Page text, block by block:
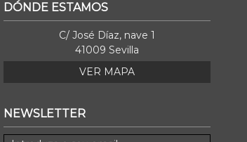
DÓNDE ESTAMOS
C/ José Díaz, nave 1
41009 Sevilla
VER MAPA
NEWSLETTER